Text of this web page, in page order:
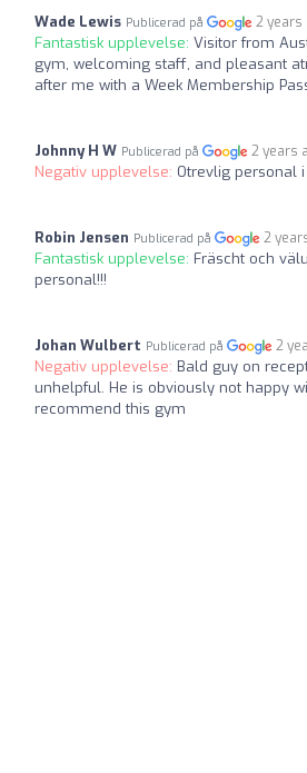
Wade Lewis Publicerad på 2 years
Fantastisk upplevelse: Visitor from
gym, welcoming staff, and pleasant
after me with a Week Membership
Johnny H W Publicerad på 2 years
Negativ upplevelse: Otrevlig personal
Robin Jensen Publicerad på 2
Fantastisk upplevelse: Fräscht och
personal!!!
Johan Wulbert Publicerad på 2
Negativ upplevelse: Bald guy on
unhelpful. He is obviously not happy
recommend this gym